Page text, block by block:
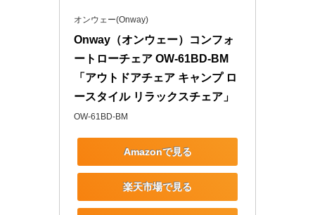
オンウェー(Onway)
Onway（オンウェー）コンフォ
ートローチェア OW-61BD-BM
「アウトドアチェア キャンプ ロ
ースタイル リラックスチェア」
OW-61BD-BM
Amazonで見る
楽天市場で見る